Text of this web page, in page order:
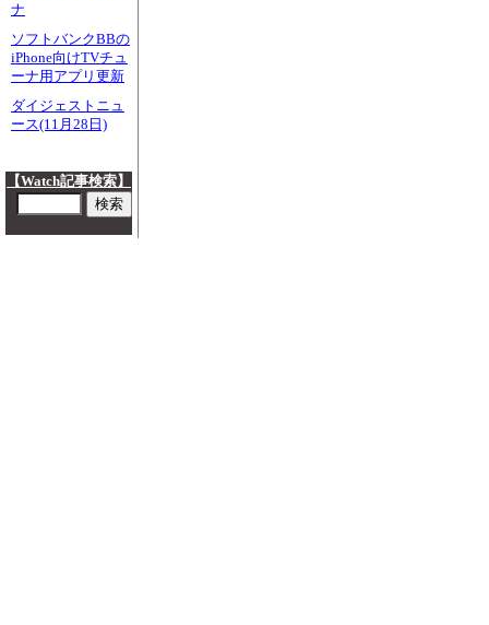
ナ
ソフトバンクBBの
iPhone向けTVチュ
ーナ用アプリ更新
ダイジェストニュ
ース(11月28日)
【Watch記事検索】